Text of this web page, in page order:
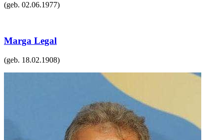
(geb. 02.06.1977)
Marga Legal
(geb. 18.02.1908)